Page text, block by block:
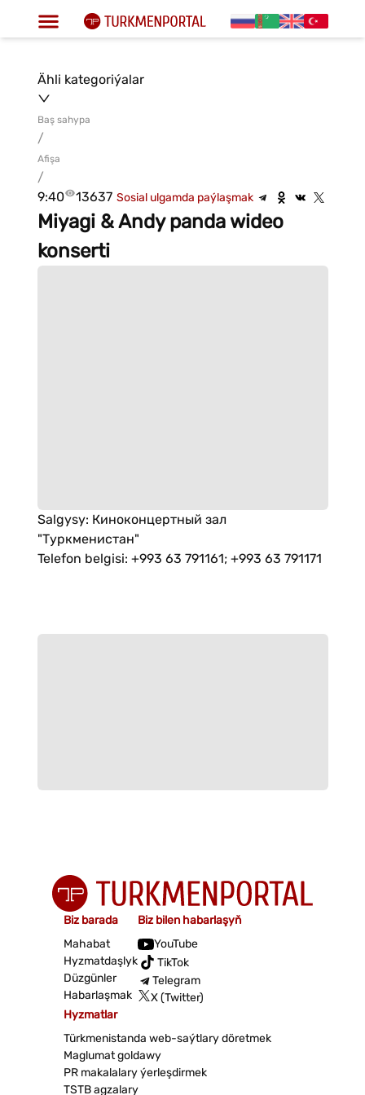
Ähli kategoriýalar
Baş sahypa
/
Afişa
/
9:40
13637 Sosial ulgamda paýlaşmak
Miyagi & Andy panda wideo
konserti
Salgysy: Киноконцертный зал
"Туркменистан"
Telefon belgisi: +993 63 791161; +993 63 791171
Biz barada
Mahabat
Hyzmatdaşlyk
Düzgünler
Habarlaşmak
Biz bilen habarlaşyň
YouTube
TikTok
Telegram
X (Twitter)
Hyzmatlar
Türkmenistanda web-saýtlary döretmek
Maglumat goldawy
PR makalalary ýerleşdirmek
TSTB agzalary